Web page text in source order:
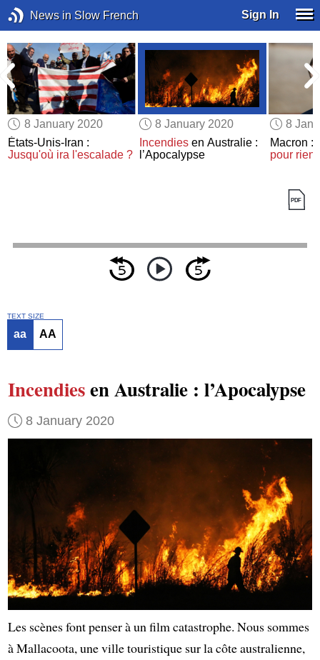
News in Slow French Sign In
8 January 2020
États-Unis-Iran :
Jusqu'où ira l'escalade ?
8 January 2020
Incendiesen Australie :
l’Apocalypse
8
Macron :
pour rien
TEXT SIZE
aa AA
Incendiesen Australie : l’Apocalypse
8 January 2020
Les scènes font penser à un film catastrophe. Nous sommes
à Mallacoota, une ville touristique sur la côte australienne,